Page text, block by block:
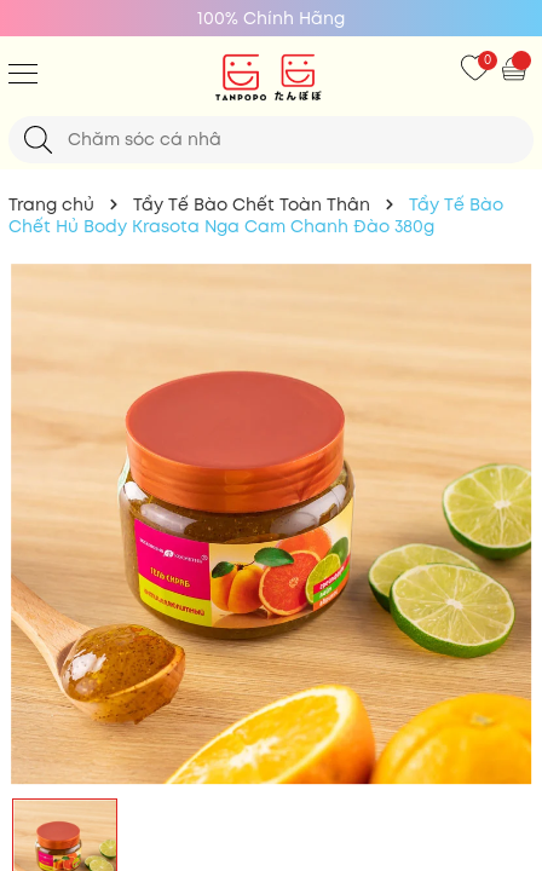
100% Chính Hãng
0
Trang chủ Tẩy Tế Bào Chết Toàn Thân
Tẩy Tế Bào
Chết Hủ Body Krasota Nga Cam Chanh Đào 380g